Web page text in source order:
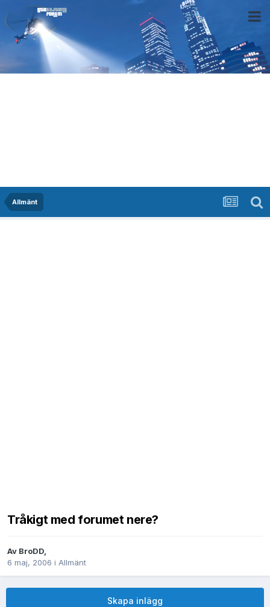
Allmänt
Tråkigt med forumet nere?
Av BroDD,
6 maj, 2006 i Allmänt
Skapa inlägg